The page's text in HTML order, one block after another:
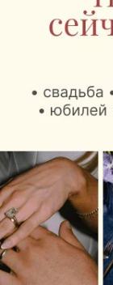
Не
Еще
Relax.by
Обсуждаем